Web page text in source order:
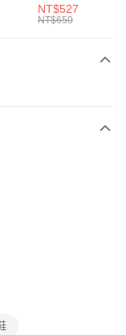
至「AFTEE先享後付」
結，可透過四大超商／
完成。
顯示為準，若有關於
繫「AFTEE先享後付
support/home
襪
BA5871010
NT$527
NT$650